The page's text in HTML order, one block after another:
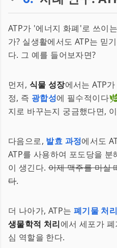
ATP가 '에너지 화폐'로 쓰이
가? 실생활에서도 ATP는 믿
다. 그 예를 들어보자면?
먼저, 식물 성장에서는 ATP
정, 즉 광합성에 필수적이다
지로 바꾸는지 궁금했다면,
다음으로, 발효 과정에서도
ATP를 사용하여 포도당을
이 생긴다.이제 맥주를 마실
다.
더 나아가, ATP는 폐기물 처리
생물학적 처리에서 세포가
심 역할을 한다.